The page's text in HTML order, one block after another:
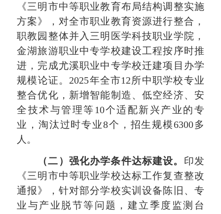
《三明市中等职业教育布局结构调整实施
方案》，对全市职业教育资源进行整合，
职教园整体并入三明医学科技职业学院，
金湖旅游职业中专学校建设工程按序时推
进，完成尤溪职业中专学校迁建项目办学
规模论证。 2025年全市12所中职学校专业
整合优化，新增智能制造、低空经济、安
全技术与管理等10个适配新兴产业的专
业，淘汰过时专业8个，招生规模6300多
人。
（二）强化办学条件达标建设。 印发
《三明市中等职业学校达标工作复查整改
通报》，针对部分学校实训设备陈旧、专
业与产业脱节等问题，建立季度监测台